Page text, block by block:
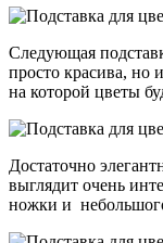
Следующая
просто красива, но
на которой цветы
Достаточно
выглядит очень
ножки и